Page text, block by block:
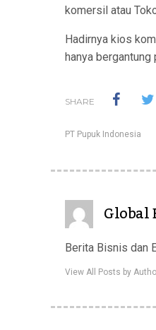
komersil atau
Hadirnya kios
hanya
SHARE
PT Pupuk Indonesia
Global
Berita Bisnis dan
View All Posts by